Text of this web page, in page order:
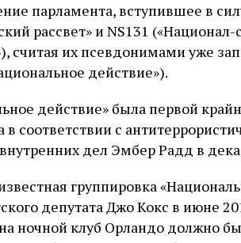
парламента, вступившее в
рассвет» и NS131
считая их псевдонимами уже
действие»).
действие» была первой
в соответствии с
дел Эмбер Радд в
группировка
депутата Джо Кокс в июне
ночной клуб Орландо должно
того как росло количество
лагерей и узников
все больше, без кремационных
прямо в лагере, нацисты не только
верны своему архаичному культу
но и скрывали от населения соседних
сколько узников погибало каждый
в этих жутких местах
Сесси. Перевод с итальянского
Тименчик
2